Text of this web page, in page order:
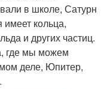
в школе, Сатурн
имеет кольца,
и других частиц.
где мы можем
деле, Юпитер,